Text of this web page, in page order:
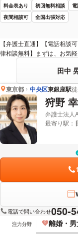
料金表あり 初回無料相談
夜間相談可
全国出張対応
【弁護士直通】【電話相談
律相談無料】まずは、お気軽
田中
東京都 中央区東銀座駅
狩野
弁護士法人
最寄り駅：
電話で問い合わせ050-
注力分野
離婚・